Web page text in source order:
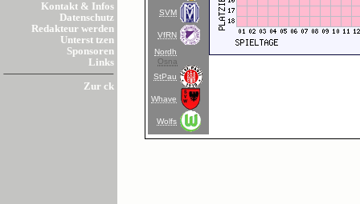
Kontakt & Infos
Datenschutz
Redakteur werden
Unterst tzen
Sponsoren
Links
Zur ck
SVM
VfRN
Nordh
Osna
StPau
Whave
Wolfs